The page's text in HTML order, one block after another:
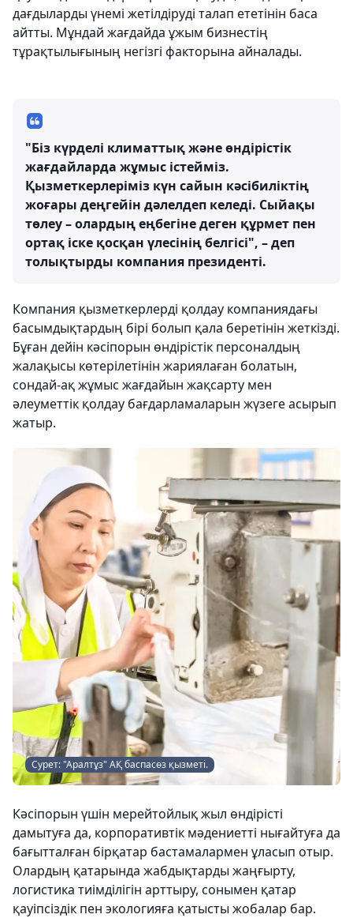
дағдыларды үнемі жетілдіруді талап ететінін баса
айтты. Мұндай жағдайда ұжым бизнестің
тұрақтылығының негізгі факторына айналады.
"Біз күрделі климаттық және өндірістік
жағдайларда жұмыс істейміз.
Қызметкерлеріміз күн сайын кәсібиліктің
жоғары деңгейін дәлелдеп келеді. Сыйақы
төлеу – олардың еңбегіне деген құрмет пен
ортақ іске қосқан үлесінің белгісі", – деп
толықтырды компания президенті.
Компания қызметкерлерді қолдау компаниядағы
басымдықтардың бірі болып қала беретінін жеткізді.
Бұған дейін кәсіпорын өндірістік персоналдың
жалақысы көтерілетінін жариялаған болатын,
сондай-ақ жұмыс жағдайын жақсарту мен
әлеуметтік қолдау бағдарламаларын жүзеге асырып
жатыр.
Сурет: "Аралтұз" АҚ баспасөз қызметі.
Кәсіпорын үшін мерейтойлық жыл өндірісті
дамытуға да, корпоративтік мәдениетті нығайтуға да
бағытталған бірқатар бастамалармен ұласып отыр.
Олардың қатарында жабдықтарды жаңғырту,
логистика тиімділігін арттыру, сонымен қатар
қауіпсіздік пен экологияға қатысты жобалар бар.